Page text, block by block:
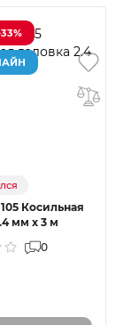
Косильная
мм х 3 м
0